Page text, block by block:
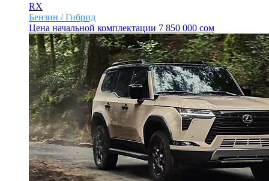
RX
Бензин / Гибрид
Цена начальной комплектации 7 850 000 сом